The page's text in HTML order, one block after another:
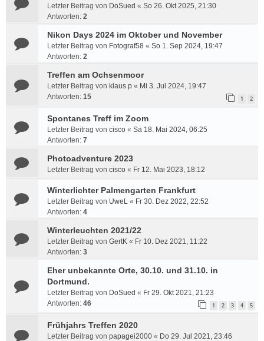
Letzter Beitrag von DoSued « So 26. Okt 2025, 21:30
Antworten: 2
Nikon Days 2024 im Oktober und November
Letzter Beitrag von Fotograf58 « So 1. Sep 2024, 19:47
Antworten: 2
Treffen am Ochsenmoor
Letzter Beitrag von klaus p « Mi 3. Jul 2024, 19:47
Antworten: 15 1 2
Spontanes Treff im Zoom
Letzter Beitrag von cisco « Sa 18. Mai 2024, 06:25
Antworten: 7
Photoadventure 2023
Letzter Beitrag von cisco « Fr 12. Mai 2023, 18:12
Winterlichter Palmengarten Frankfurt
Letzter Beitrag von UweL « Fr 30. Dez 2022, 22:52
Antworten: 4
Winterleuchten 2021/22
Letzter Beitrag von GertK « Fr 10. Dez 2021, 11:22
Antworten: 3
Eher unbekannte Orte, 30.10. und 31.10. in
Dortmund.
Letzter Beitrag von DoSued « Fr 29. Okt 2021, 21:23
Antworten: 46 1 2 3 4 5
Frühjahrs Treffen 2020
Letzter Beitrag von papagei2000 « Do 29. Jul 2021, 23:46